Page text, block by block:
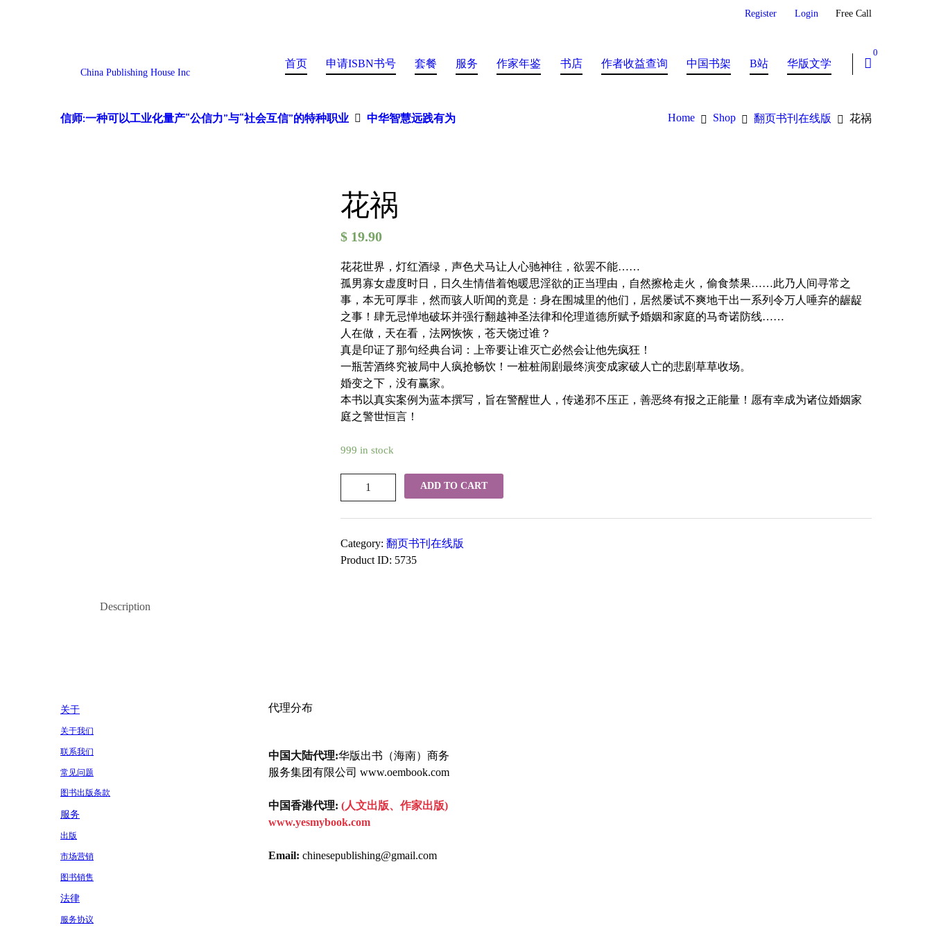
Free Call
Register Login
China Publishing House Inc
首页 申请ISBN书号 套餐 服务 作家年鉴 书店 作者收益查询 中国书架 B站 华版文学
0
信师:一种可以工业化量产“公信力”与“社会互信”的特种职业 中华智慧远践有为 Home Shop 翻页书刊在线版 花祸
花祸
$19.90
花花世界，灯红酒绿，声色犬马让人心驰神往，欲罢不能……
孤男寡女虚度时日，日久生情借着饱暖思淫欲的正当理由，自然擦枪走火，偷食禁果……此乃人间寻常之
事，本无可厚非，然而骇人听闻的竟是：身在围城里的他们，居然屡试不爽地干出一系列令万人唾弃的龌龊
之事！肆无忌惮地破坏并强行翻越神圣法律和伦理道德所赋予婚姻和家庭的马奇诺防线……
人在做，天在看，法网恢恢，苍天饶过谁？
真是印证了那句经典台词：上帝要让谁灭亡必然会让他先疯狂！
一瓶苦酒终究被局中人疯抢畅饮！一桩桩闹剧最终演变成家破人亡的悲剧草草收场。
婚变之下，没有赢家。
本书以真实案例为蓝本撰写，旨在警醒世人，传递邪不压正，善恶终有报之正能量！愿有幸成为诸位婚姻家
庭之警世恒言！
999 in stock
ADD TO CART
Category: 翻页书刊在线版
Product ID: 5735
Description
关于
关于我们
联系我们
常见问题
图书出版条款
服务
出版
市场营销
图书销售
法律
服务协议
代理分布
中国大陆代理:华版出书（海南）商务
服务集团有限公司 www.oembook.com
中国香港代理: (人文出版、作家出版)
www.yesmybook.com
Email: chinesepublishing@gmail.com